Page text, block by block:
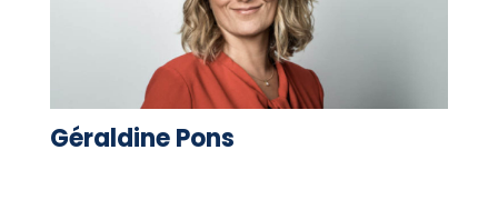
Géraldine Pons